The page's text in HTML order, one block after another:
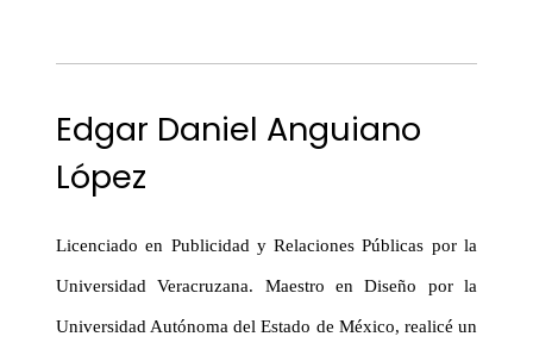
Edgar Daniel Anguiano
López
Licenciado en Publicidad y Relaciones Públicas por la
Universidad Veracruzana. Maestro en Diseño por la
Universidad Autónoma del Estado de México, realicé un